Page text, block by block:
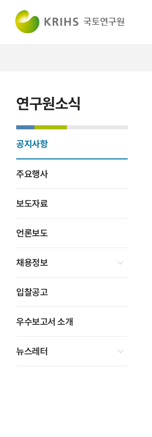
연구원소식
공지사항
주요행사
보도자료
언론보도
채용정보
입찰공고
우수보고서 소개
뉴스레터